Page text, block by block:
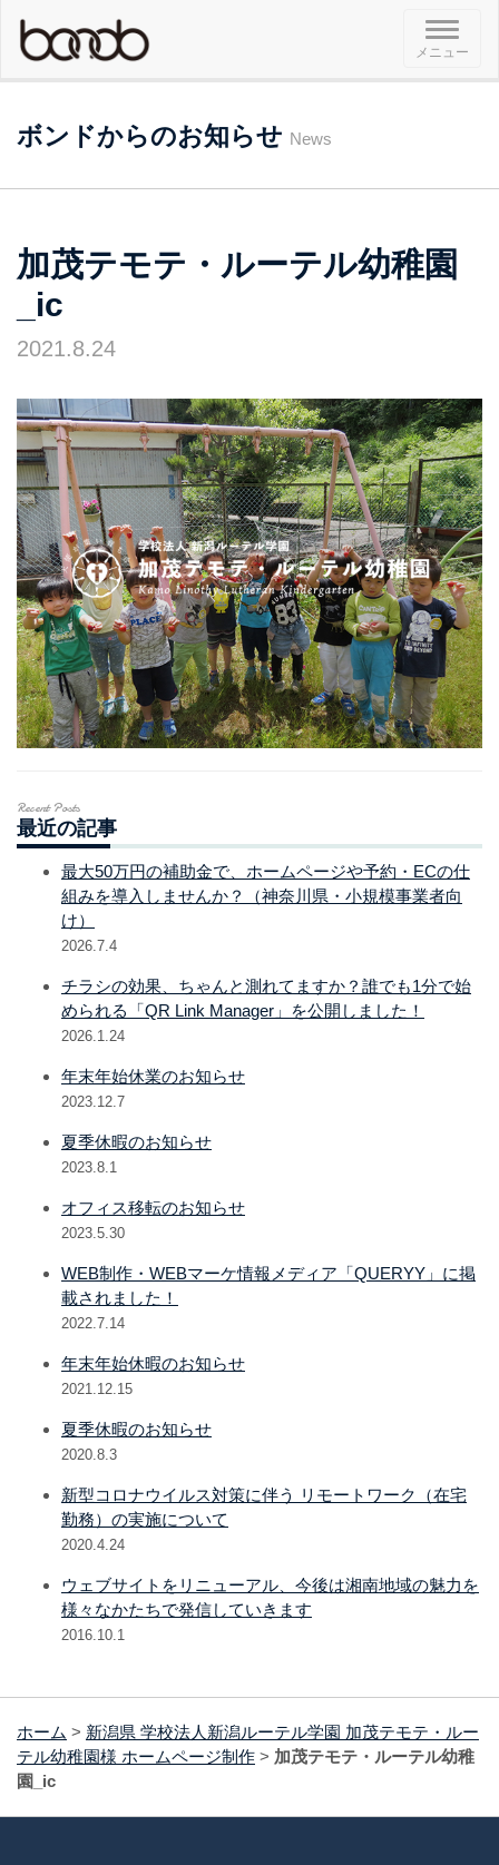
メ
ニ
ュ
メニュー
ボンドからのお知らせ News
加茂テモテ・ルーテル幼稚園
_ic
2021.8.24
Recent Posts
最近の記事
最大50万円の補助金で、ホームページや予約・ECの仕
組みを導入しませんか？（神奈川県・小規模事業者向
け）
2026.7.4
チラシの効果、ちゃんと測れてますか？誰でも1分で始
められる「QR Link Manager」を公開しました！
2026.1.24
年末年始休業のお知らせ
2023.12.7
夏季休暇のお知らせ
2023.8.1
オフィス移転のお知らせ
2023.5.30
WEB制作・WEBマーケ情報メディア「QUERYY」に掲
載されました！
2022.7.14
年末年始休暇のお知らせ
2021.12.15
夏季休暇のお知らせ
2020.8.3
新型コロナウイルス対策に伴う リモートワーク（在宅
勤務）の実施について
2020.4.24
ウェブサイトをリニューアル、今後は湘南地域の魅力を
様々なかたちで発信していきます
2016.10.1
ホーム > 新潟県 学校法人新潟ルーテル学園 加茂テモテ・ルー
テル幼稚園様 ホームページ制作 > 加茂テモテ・ルーテル幼稚
園_ic